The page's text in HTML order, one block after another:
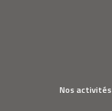
Nos activités